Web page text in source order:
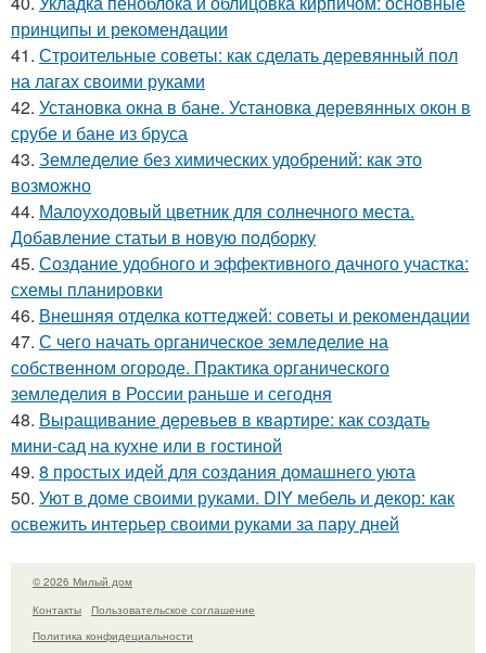
принципы и рекомендации
41. Строительные советы: как сделать деревянный пол
на лагах своими руками
42. Установка окна в бане. Установка деревянных окон в
срубе и бане из бруса
43. Земледелие без химических удобрений: как это
возможно
44. Малоуходовый цветник для солнечного места.
Добавление статьи в новую подборку
45. Создание удобного и эффективного дачного участка:
схемы планировки
46. Внешняя отделка коттеджей: советы и рекомендации
47. С чего начать органическое земледелие на
собственном огороде. Практика органического
земледелия в России раньше и сегодня
48. Выращивание деревьев в квартире: как создать
мини-сад на кухне или в гостиной
49. 8 простых идей для создания домашнего уюта
50. Уют в доме своими руками. DIY мебель и декор: как
освежить интерьер своими руками за пару дней
© 2026 Милый дом
Контакты
Пользовательское соглашение
Политика конфидециальности